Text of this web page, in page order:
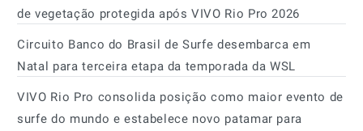
de vegetação protegida após VIVO Rio Pro 2026
Circuito Banco do Brasil de Surfe desembarca em
Natal para terceira etapa da temporada da WSL
VIVO Rio Pro consolida posição como maior evento de
surfe do mundo e estabelece novo patamar para